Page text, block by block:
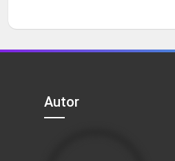
5
original
era:
é:
Autor